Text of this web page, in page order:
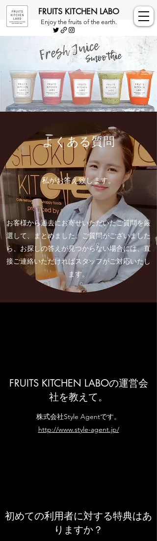
FRUITS KITCHEN LABO
Enjoy the fruits of the earth.
よくある質問
私がお答え致します。
お客様から過去にお寄せいただいたご質問を厳
選して、まとめました。ご質問がございました
ら、お探しの答えが見つからない場合には、直
接ご連絡いただければスタッフがご対応いたし
ます。
FRUITS KITCHEN LABOの運営会
社を教えて。
株式会社Style Agentです。
http://www.style-agent.jp/
初めての利用者に対する特典はあ
りますか？